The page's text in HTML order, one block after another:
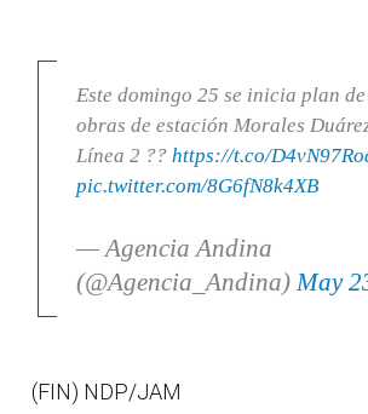
Este domingo 25 se inicia plan
obras de estación Morales
Línea 2 ?? https://t.co/
pic.twitter.com/8G6fN8k4XB
— Agencia Andina
(@Agencia_Andina) May
(FIN) NDP/JAM